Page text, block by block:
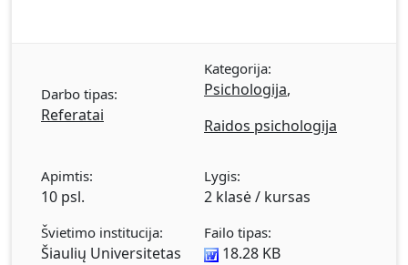
Darbo tipas:
Referatai
Kategorija:
Psichologija,
Raidos psichologija
Apimtis:
10 psl.
Lygis:
2 klasė / kursas
Švietimo institucija:
Šiaulių Universitetas
Failo tipas:
18.28 KB